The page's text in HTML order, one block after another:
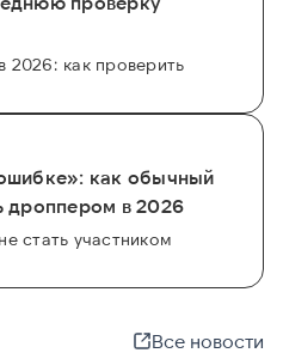
2026: как проверить
как обычный
дроппером в 2026
стать участником
Все новости